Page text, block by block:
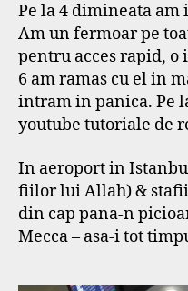
Pe la 4 dimineata am
Am un fermoar pe
pentru acces rapid, o
6 am ramas cu el in
intram in panica. Pe
youtube tutoriale de
In aeroport in
fiilor lui Allah) &
din cap pana-n
Mecca – asa-i tot